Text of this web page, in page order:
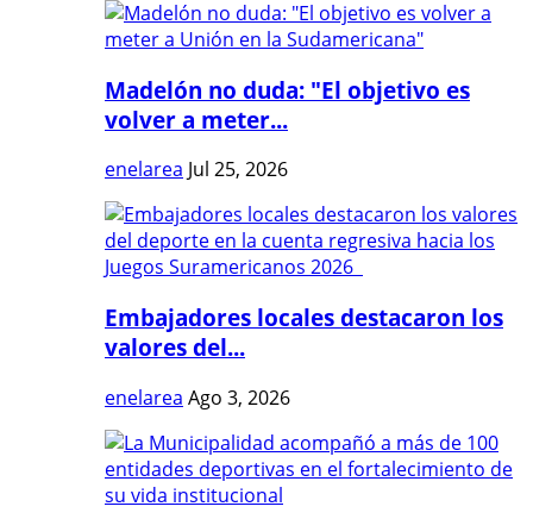
Madelón no duda: "El objetivo es
volver a meter...
enelarea Jul 25, 2026
Embajadores locales destacaron los
valores del...
enelarea Ago 3, 2026